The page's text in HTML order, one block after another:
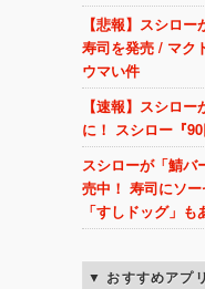
【悲報】スシロ
寿司を発売 / マク
ウマい件
【速報】スシロ
に！ スシロー『
スシローが「鯖バ
売中！ 寿司にソ
「すしドッグ」も
おすすめアプ